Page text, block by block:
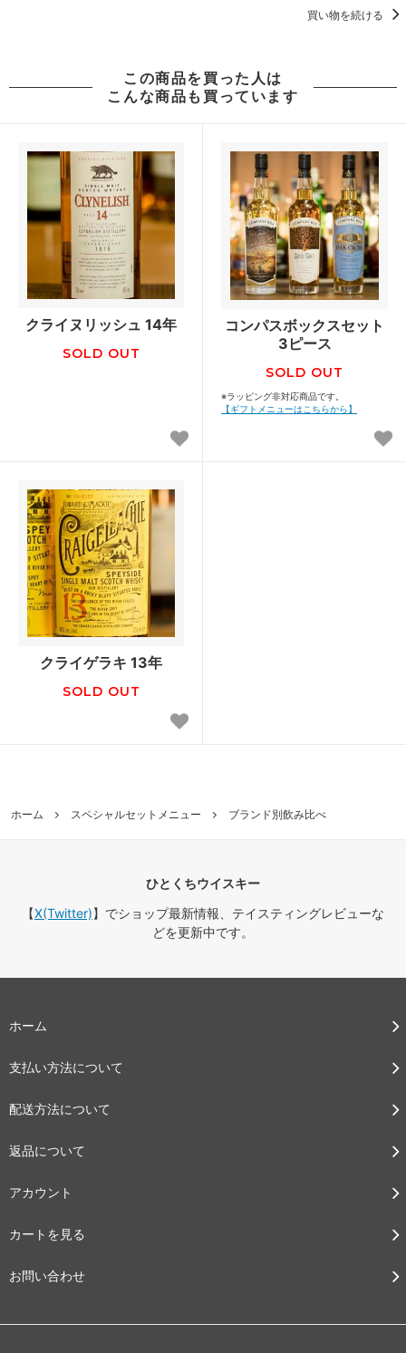
買い物を続ける
この商品を買った人は
こんな商品も買っています
クライヌリッシュ 14年
SOLD OUT
コンパスボックスセット
3ピース
SOLD OUT
※ラッピング非対応商品です。
【ギフトメニューはこちらから】
クライゲラキ 13年
SOLD OUT
ホーム スペシャルセットメニュー ブランド別飲み比べ
ひとくちウイスキー
【X(Twitter)】でショップ最新情報、テイスティングレビューな
どを更新中です。
ホーム
支払い方法について
配送方法について
返品について
アカウント
カートを見る
お問い合わせ